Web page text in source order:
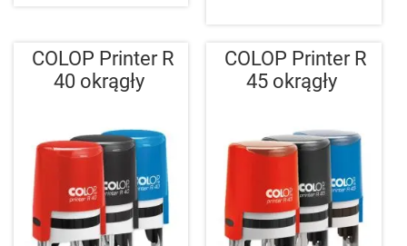
COLOP Printer R
40 okrągły
COLOP Printer R
45 okrągły